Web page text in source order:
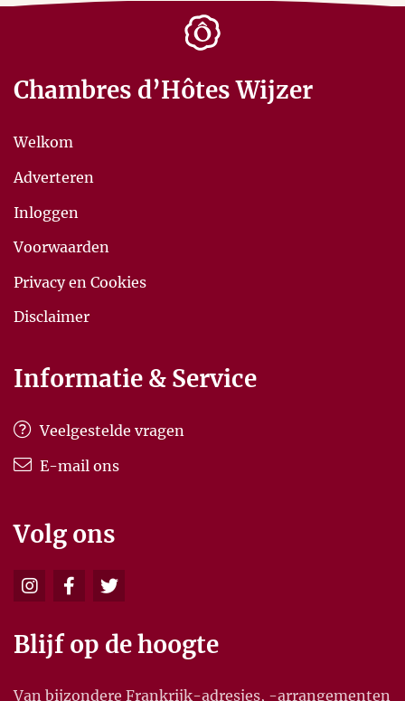
Chambres d’Hôtes Wijzer
Welkom
Adverteren
Inloggen
Voorwaarden
Privacy en Cookies
Disclaimer
Informatie & Service
Veelgestelde vragen
E-mail ons
Volg ons
Blijf op de hoogte
Van bijzondere Frankrijk-adresjes, -arrangementen